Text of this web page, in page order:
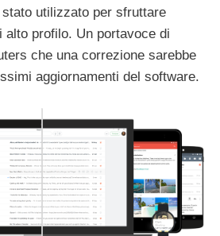
utilizzato per sfruttare
alto profilo. Un portavoce di
che una correzione sarebbe
aggiornamenti del software.